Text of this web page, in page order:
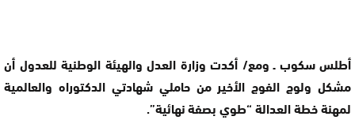
أطلس سكوب ـ ومع/ أكدت وزارة العدل والهيئة الوطنية للعدول أن
مشكل ولوج الفوج الأخير من حاملي شهادتي الدكتوراه والعالمية
لمهنة خطة العدالة “طوي بصفة نهائية”.